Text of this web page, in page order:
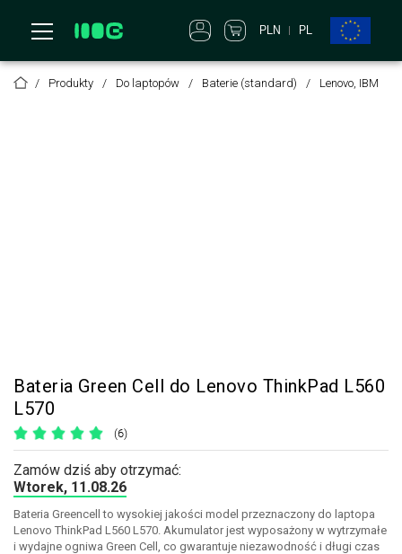
PLN PL
Produkty Do laptopów Baterie (standard) Lenovo, IBM
Bateria Green Cell do Lenovo ThinkPad L560
L570
(6)
Zamów dziś aby otrzymać:
Wtorek, 11.08.26
Bateria Greencell to wysokiej jakości model przeznaczony do laptopa
Lenovo ThinkPad L560 L570. Akumulator jest wyposażony w wytrzymałe
i wydajne ogniwa Green Cell, co gwarantuje niezawodność i długi czas